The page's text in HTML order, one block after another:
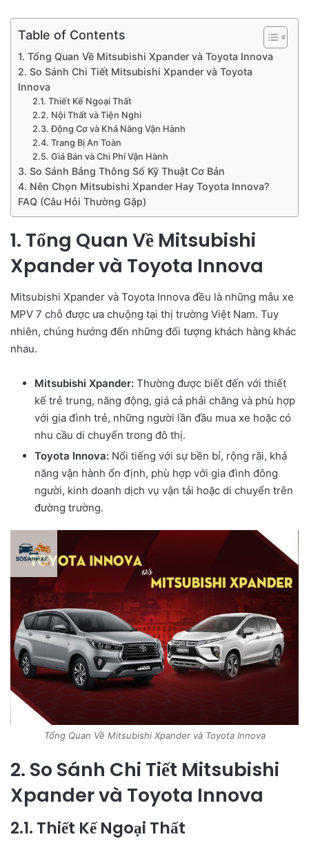
Table of Contents
1. Tổng Quan Về Mitsubishi Xpander và Toyota Innova
2. So Sánh Chi Tiết Mitsubishi Xpander và Toyota
Innova
2.1. Thiết Kế Ngoại Thất
2.2. Nội Thất và Tiện Nghi
2.3. Động Cơ và Khả Năng Vận Hành
2.4. Trang Bị An Toàn
2.5. Giá Bán và Chi Phí Vận Hành
3. So Sánh Bảng Thông Số Kỹ Thuật Cơ Bản
4. Nên Chọn Mitsubishi Xpander Hay Toyota Innova?
FAQ (Câu Hỏi Thường Gặp)
1. Tổng Quan Về Mitsubishi
Xpander và Toyota Innova
Mitsubishi Xpander và Toyota Innova đều là những mẫu xe
MPV 7 chỗ được ưa chuộng tại thị trường Việt Nam. Tuy
nhiên, chúng hướng đến những đối tượng khách hàng khác
nhau.
Mitsubishi Xpander: Thường được biết đến với thiết
kế trẻ trung, năng động, giá cả phải chăng và phù hợp
với gia đình trẻ, những người lần đầu mua xe hoặc có
nhu cầu di chuyển trong đô thị.
Toyota Innova: Nổi tiếng với sự bền bỉ, rộng rãi, khả
năng vận hành ổn định, phù hợp với gia đình đông
người, kinh doanh dịch vụ vận tải hoặc di chuyển trên
đường trường.
Tổng Quan Về Mitsubishi Xpander và Toyota Innova
2. So Sánh Chi Tiết Mitsubishi
Xpander và Toyota Innova
2.1. Thiết Kế Ngoại Thất